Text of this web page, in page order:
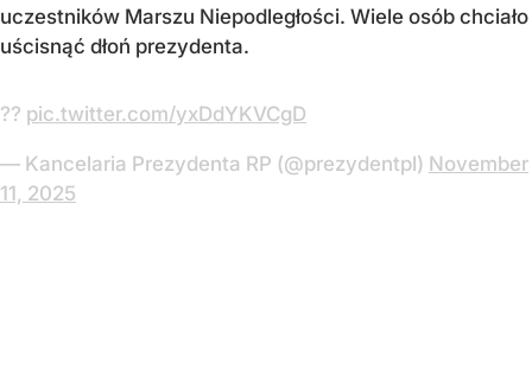
uczestników Marszu Niepodległości. Wiele osób chciało
uścisnąć dłoń prezydenta.
?? pic.twitter.com/yxDdYKVCgD
— Kancelaria Prezydenta RP (@prezydentpl) November
11, 2025